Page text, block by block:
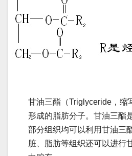
甘油三酯（Triglyceride，缩
形成的脂肪分子。甘油三酯
部分组织均可以利用甘油三
脏、脂肪等组织还可以进行